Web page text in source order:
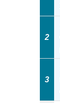
2
3